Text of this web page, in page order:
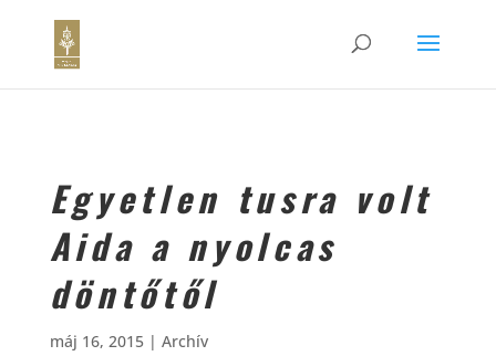
Egyetlen tusra volt
Aida a nyolcas
döntőtől
máj 16, 2015| Archív